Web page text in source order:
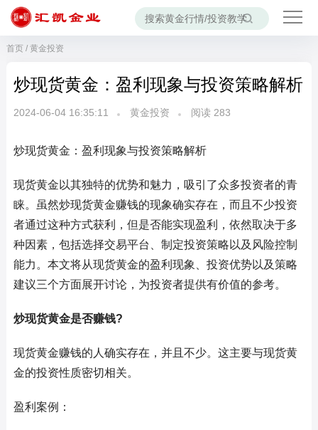
首页/ 黄金投资
炒现货黄金：盈利现象与投资策略解析
2024-06-04 16:35:11 黄金投资 阅读 283
炒现货黄金：盈利现象与投资策略解析
现货黄金以其独特的优势和魅力，吸引了众多投资者的青
睐。虽然炒现货黄金赚钱的现象确实存在，而且不少投资
者通过这种方式获利，但是否能实现盈利，依然取决于多
种因素，包括选择交易平台、制定投资策略以及风险控制
能力。本文将从现货黄金的盈利现象、投资优势以及策略
建议三个方面展开讨论，为投资者提供有价值的参考。
炒现货黄金是否赚钱?
现货黄金赚钱的人确实存在，并且不少。这主要与现货黄
金的投资性质密切相关。
盈利案例：